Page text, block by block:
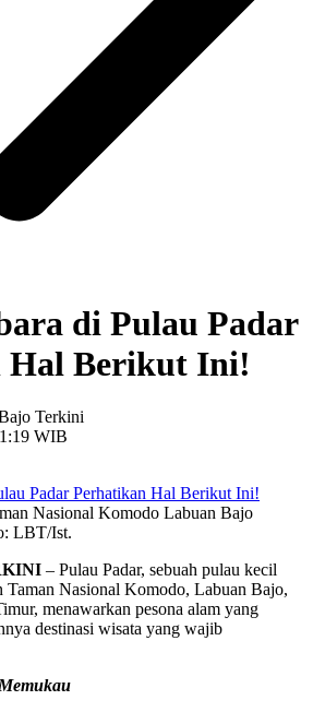
di Pulau Padar
Hal Berikut Ini!
Terkini
WIB
Nasional Komodo Labuan Bajo
LBT/Ist.
– Pulau Padar, sebuah pulau kecil
Taman Nasional Komodo, Labuan Bajo,
menawarkan pesona alam yang
destinasi wisata yang wajib